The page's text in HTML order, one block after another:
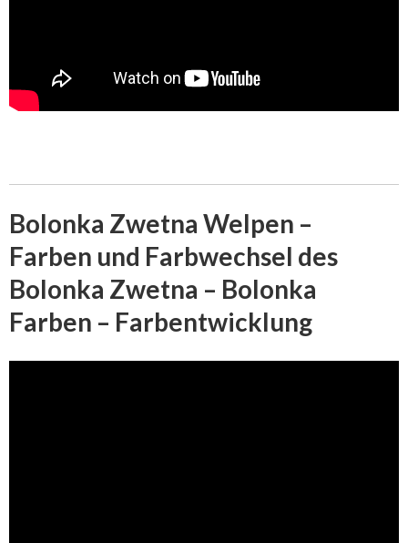
Bolonka Zwetna Welpen –
Farben und Farbwechsel des
Bolonka Zwetna – Bolonka
Farben – Farbentwicklung